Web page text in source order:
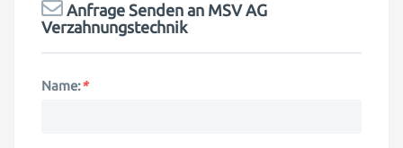
Anfrage Senden an MSV AG
Verzahnungstechnik
Name:*